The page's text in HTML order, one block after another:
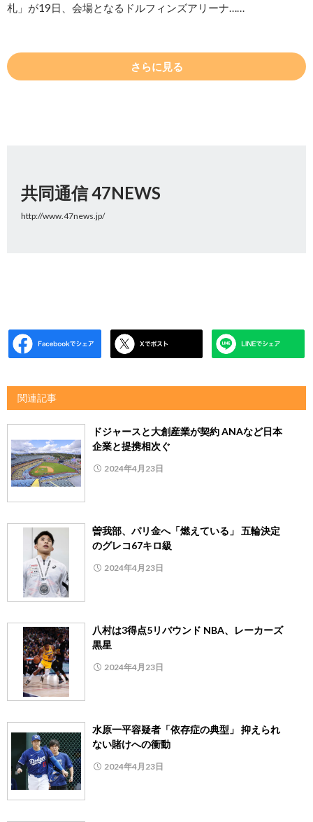
札」が19日、会場となるドルフィンズアリーナ……
さらに見る
共同通信 47NEWS
http://www.47news.jp/
関連記事
ドジャースと大創産業が契約 ANAなど日本
企業と提携相次ぐ
2024年4月23日
曽我部、パリ金へ「燃えている」 五輪決定
のグレコ67キロ級
2024年4月23日
八村は3得点5リバウンド NBA、レーカーズ
黒星
2024年4月23日
水原一平容疑者「依存症の典型」 抑えられ
ない賭けへの衝動
2024年4月23日